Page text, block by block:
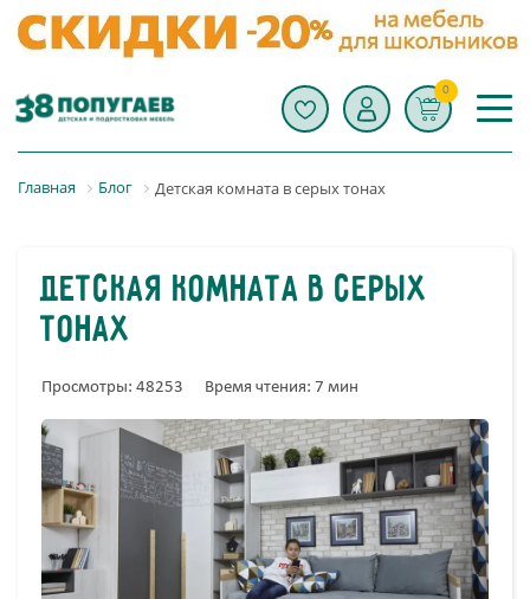
0
Главная Блог Детская комната в серых тонах
Детская комната в серых
тонах
Просмотры: 48253 Время чтения: 7 мин